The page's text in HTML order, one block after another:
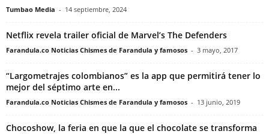
Tumbao Media - 14 septiembre, 2024
Netflix revela trailer oficial de Marvel’s The Defenders
Farandula.co Noticias Chismes de Farandula y famosos - 3 mayo, 2017
“Largometrajes colombianos” es la app que permitirá tener lo
mejor del séptimo arte en...
Farandula.co Noticias Chismes de Farandula y famosos - 13 junio, 2019
Chocoshow, la feria en que la que el chocolate se transforma